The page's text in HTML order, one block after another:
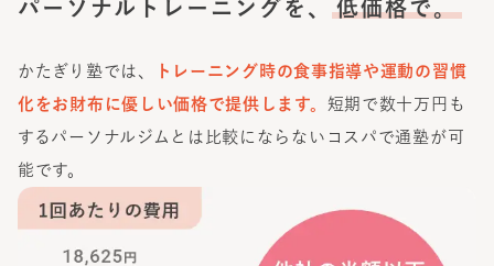
パーソナルトレーニングを、 低価格で。
かたぎり塾では、
トレーニング時の食事指導や運動の習慣
化をお財布に優しい価格で提供します。 短期で数十万円も
するパーソナルジムとは比較にならないコスパで通塾が可
能です。